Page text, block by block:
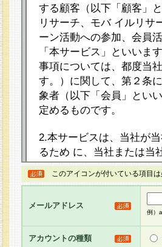
する顧客（以下「顧客」
リサーチ、モバ イルリサ
ーン活動への参加、会員
「本サービス」といいま
事項については、都度当
す。）に関して、第２条
象者（以下「会員」とい
定めるものです。
2.本サービスは、当社が
るため に、当社または当
ト（以下「本サイト」と
ージを設け、会員がアン
し、その結果を当社が集
るものです。なお、本サ
員に対して本サービスの
た全ての会員に対して本
このアイコンが付いている項目
メールアドレス
例）
アカウントの種類